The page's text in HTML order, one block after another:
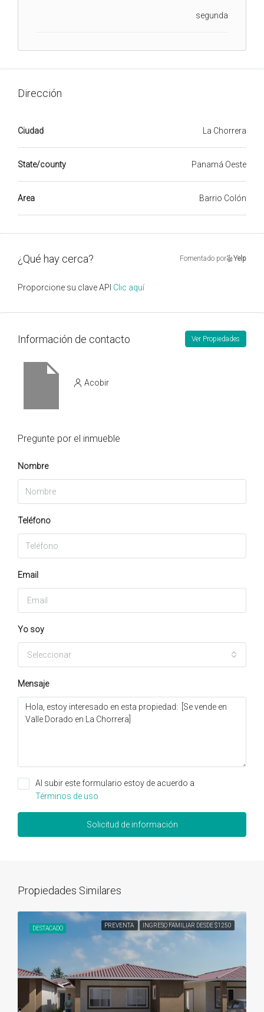
segunda
Dirección
Ciudad La Chorrera
State/county Panamá Oeste
Area Barrio Colón
¿Qué hay cerca? Fomentado por Yelp
Proporcione su clave API Clic aquí
Información de contacto Ver Propiedades
Acobir
Pregunte por el inmueble
Nombre
Teléfono
Email
Yo soy
Seleccionar
Mensaje
Al subir este formulario estoy de acuerdo a
Términos de uso
Solicitud de información
Propiedades Similares
DESTACADO PREVENTA INGRESO FAMILIAR DESDE $1250